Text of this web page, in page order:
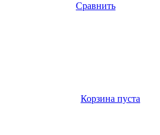
Сравнить
Корзина пуста